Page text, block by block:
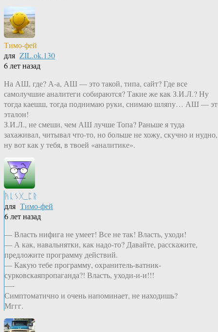
Тимо-фей
для ZIL.ok.130
6 лет назад
На АШ, где? А-а, АШ — это такой, типа, сайт? Где все
самолучшие аналитеги собираются? Такие же как З.И.Л.? Ну
тогда каешш, тогда поднимаю руки, снимаю шляпу… АШ —
эталон!
З.И.Л., не смеши, чем АШ лучше Топа? Раньше я туда
захаживал, читывал что-то, но больше не хожу, скучно и нудно,
ну вот как у тебя, в твоей «аналитике».
ᚤᚳᛊᚷ_ᛈᚱ
для Тимо-фей
6 лет назад
— Власть нифига не умеет! Все не так! Власть, уходи!
— А как, навальнятки, как надо-то? Давайте, расскажите,
предложите программу действий.
— Какую тебе программу, охранитель-ватник-
сурковскаяпропаганда?! Власть, уходи-и-и!!!
—-
Симптоматично и очень напоминает, не находишь?
Мггг.